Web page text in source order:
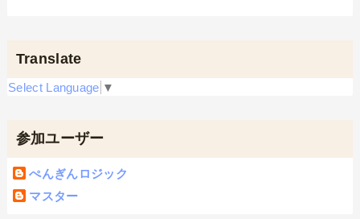
Translate
Select Language ▼
参加ユーザー
ぺんぎんロジック
マスター